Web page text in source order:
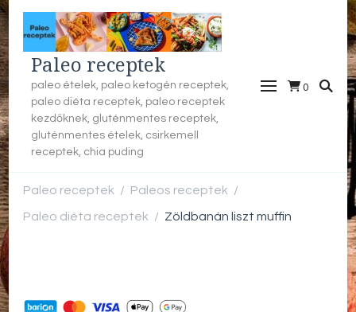
Paleo receptek
paleo ételek, paleo ketogén receptek,
paleo diéta receptek, paleo receptek
kezdőknek, gluténmentes receptek,
gluténmentes ételek, csirkemell
receptek, chia puding
0
Paleo receptek / Paleos receptek /
Paleo diéta receptek / Zöldbanán liszt muffin